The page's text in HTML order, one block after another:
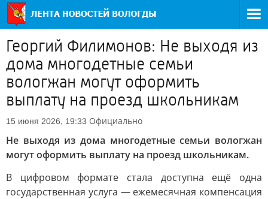
Георгий Филимонов: Не выходя из
дома многодетные семьи
вологжан могут оформить
выплату на проезд школьникам
15 июня 2026, 19:33 Официально
Не выходя из дома многодетные семьи вологжан
могут оформить выплату на проезд школьникам.
В цифровом формате стала доступна ещё одна
государственная услуга — ежемесячная компенсация